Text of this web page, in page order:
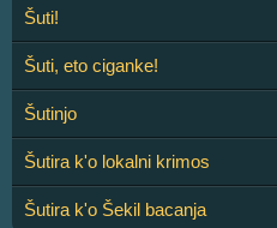
Šuti!
Šuti, eto ciganke!
Šutinjo
Šutira k'o lokalni krimos
Šutira k'o Šekil bacanja